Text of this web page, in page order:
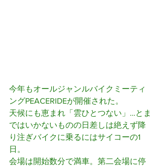
今年もオールジャンルバイクミーティ
ングPEACERIDEが開催された。
天候にも恵まれ「雲ひとつない」…とま
ではいかないものの日差しは絶えず降
り注ぎバイクに乗るにはサイコーの1
日。
会場は開始数分で満車。第二会場に停